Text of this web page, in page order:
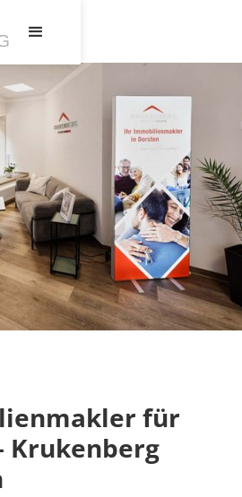
für
Krukenberg